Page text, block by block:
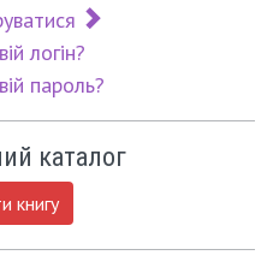
логін?
пароль?
каталог
книгу